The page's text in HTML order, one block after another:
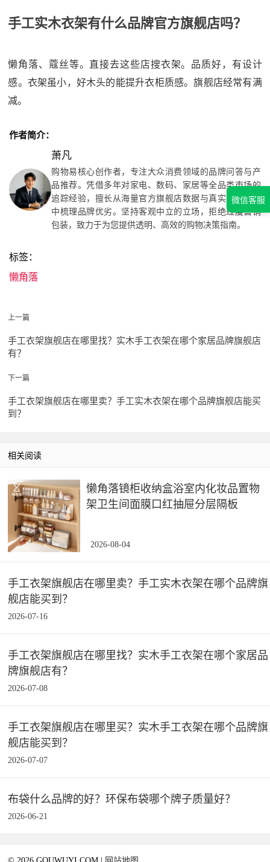
手工实木衣架有什么品牌官方旗舰店吗？
懒角落、蔻丝等。直接去这些店搜衣架。品质好，有设计
感。衣架虽小，好木头的能提升衣柜质感。旗舰店经常有满
减。
作者简介：
萧凡
购物易核心创作者，专注大众消费领域的品牌问答与产
品推荐。凭借多年对家电、数码、家居等全品类市场的
追踪经验，擅长从海量官方旗舰店数据与真实用户反馈
中梳理品牌优劣。坚持客观中立的立场，拒绝过度营销
包装，致力于为您提供透明、高效的购物决策指南。
标签：
懒角落
上一篇
手工衣架旗舰店在哪里找？实木手工衣架在哪个家居品牌旗舰店
有？
下一篇
手工衣架旗舰店在哪里卖？手工实木衣架在哪个品牌旗舰店能买
到？
相关阅读
懒角落镜柜收纳盒浴室内化妆品置物
架卫生间面膜口红抽屉分层隔板
2026-08-04
手工衣架旗舰店在哪里卖？手工实木衣架在哪个品牌旗
舰店能买到？
2026-07-16
手工衣架旗舰店在哪里找？实木手工衣架在哪个家居品
牌旗舰店有？
2026-07-08
手工衣架旗舰店在哪里买？实木手工衣架在哪个品牌旗
舰店能买到？
2026-07-07
布袋什么品牌的好？环保布袋哪个牌子质量好？
2026-06-21
微信客服